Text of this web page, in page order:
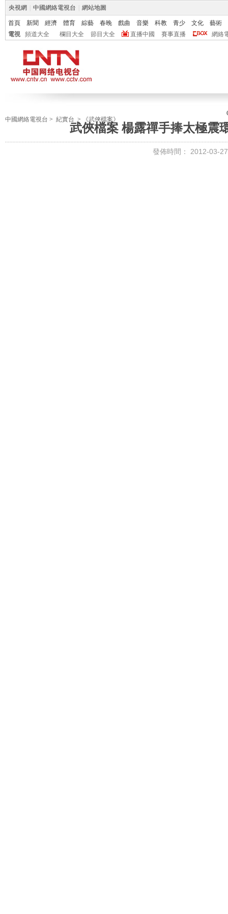
央視網 中國網絡電視台 網站地圖
首頁 新聞 經濟 體育 綜藝 春晚 戲曲 音樂 科教 青少 文化
藝術
電視
頻道大全 欄目大全 節目大全 直播中國 賽事直播 網絡
中國網絡電視台 > 紀實台 > 《武俠檔案》
武俠檔案 楊露禪手捧太極震
發佈時間： 2012-03-